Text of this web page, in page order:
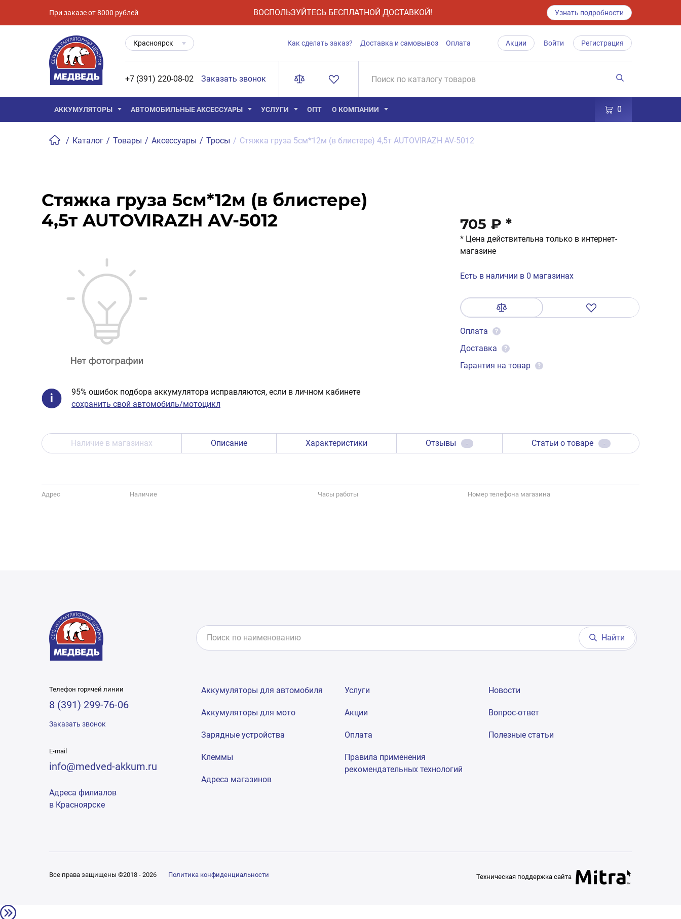
При заказе от 8000 рублей ВОСПОЛЬЗУЙТЕСЬ БЕСПЛАТНОЙ ДОСТАВКОЙ! Узнать подробности
Красноярск Как сделать заказ? Доставка и самовывоз Оплата Акции Войти Регистрация
+7 (391) 220-08-02 Заказать звонок
АККУМУЛЯТОРЫ АВТОМОБИЛЬНЫЕ АКСЕССУАРЫ УСЛУГИ ОПТ О КОМПАНИИ 0
/ Каталог / Товары / Аксессуары / Тросы / Стяжка груза 5см*12м (в блистере) 4,5т AUTOVIRAZH AV-5012
Стяжка груза 5см*12м (в блистере)
4,5т AUTOVIRAZH AV-5012
95% ошибок подбора аккумулятора исправляются, если в личном кабинете
сохранить свой автомобиль/мотоцикл
705 ₽ *
* Цена действительна только в интернет-
магазине
Есть в наличии в 0 магазинах
Оплата ?
Доставка ?
Гарантия на товар ?
Наличие в магазинах Описание Характеристики Отзывы - Статьи о товаре -
Адрес Наличие Часы работы Номер телефона магазина
Найти
Телефон горячей линии
8 (391) 299-76-06
Заказать звонок
E-mail
info@medved-akkum.ru
Адреса филиалов
в Красноярске
Аккумуляторы для автомобиля
Аккумуляторы для мото
Зарядные устройства
Клеммы
Адреса магазинов
Услуги
Акции
Оплата
Правила применения
рекомендательных технологий
Новости
Вопрос-ответ
Полезные статьи
Все права защищены ©2018 - 2026 Политика конфиденциальности Техническая поддержка сайта